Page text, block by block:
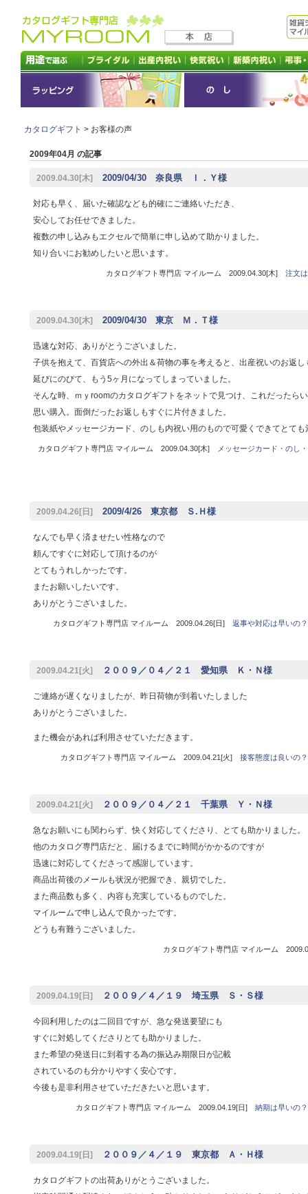
カタログギフト > お客様の声
2009年04月 の記事
2009.04.30[木] 2009/04/30 奈良県 Ｉ．Ｙ様
対応も早く、届いた確認なども的確にご連絡いただき、
安心してお任せできました。
複数の申し込みもエクセルで簡単に申し込めて助かりました。
知り合いにお勧めしたいと思います。
カタログギフト専門店 マイルーム 2009.04.30[木] 注文
2009.04.30[木] 2009/04/30 東京 Ｍ．Ｔ様
迅速な対応、ありがとうございました。
子供を抱えて、百貨店への外出＆荷物の事を考えると、出産祝いのお返し
延びにのびて、もう5ヶ月になってしまっていました。
そんな時、ｍｙroomのカタログギフトをネットで見つけ、これだったら
思い購入。面倒だったお返しもすぐに片付きました。
包装紙やメッセージカード、のしも内祝い用のもので可愛くできてとても
カタログギフト専門店 マイルーム 2009.04.30[木] メッセージカード・のし
2009.04.26[日] 2009/4/26 東京都 Ｓ.Ｈ様
なんでも早く済ませたい性格なので
頼んですぐに対応して頂けるのが
とてもうれしかったです。
またお願いしたいです。
ありがとうございました。
カタログギフト専門店 マイルーム 2009.04.26[日] 返事や対応は早いの？
2009.04.21[火] ２００９／０４／２１ 愛知県 Ｋ・Ｎ様
ご連絡が遅くなりましたが、昨日荷物が到着いたしました
ありがとうございました。
また機会があれば利用させていただきます。
カタログギフト専門店 マイルーム 2009.04.21[火] 接客態度は良いの？
2009.04.21[火] ２００９／０４／２１ 千葉県 Ｙ・Ｎ様
急なお願いにも関わらず、快く対応してくださり、とても助かりました。
他のカタログ専門店だと、届けるまでに時間がかかるのですが
迅速に対応してくださって感謝しています。
商品出荷後のメールも状況が把握でき、親切でした。
また商品数も多く、内容も充実しているものでした。
マイルームで申し込んで良かったです。
どうも有難うございました。
カタログギフト専門店 マイルーム
2009.04.19[日] ２００９／４／１９ 埼玉県 Ｓ・Ｓ様
今回利用したのは二回目ですが、急な発送要望にも
すぐに対処してくださりとても助かりました。
また希望の発送日に到着する為の振込み期限日が記載
されているのも分かりやすく安心です。
今後も是非利用させていただきたいと思います。
カタログギフト専門店 マイルーム 2009.04.19[日] 納期は早いの？
2009.04.19[日] ２００９／４／１９ 東京都 Ａ・Ｈ様
カタログギフトの出荷ありがとうございました。